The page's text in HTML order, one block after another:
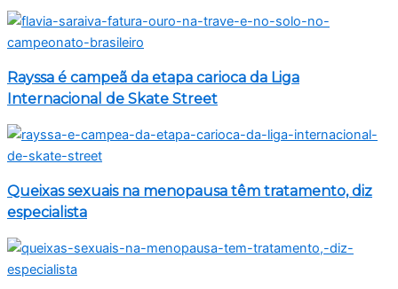
Rayssa é campeã da etapa carioca da Liga
Internacional de Skate Street
Queixas sexuais na menopausa têm tratamento, diz
especialista